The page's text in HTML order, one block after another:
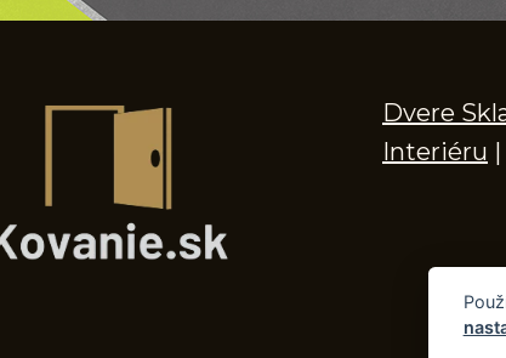
Dvere
Interiéru |